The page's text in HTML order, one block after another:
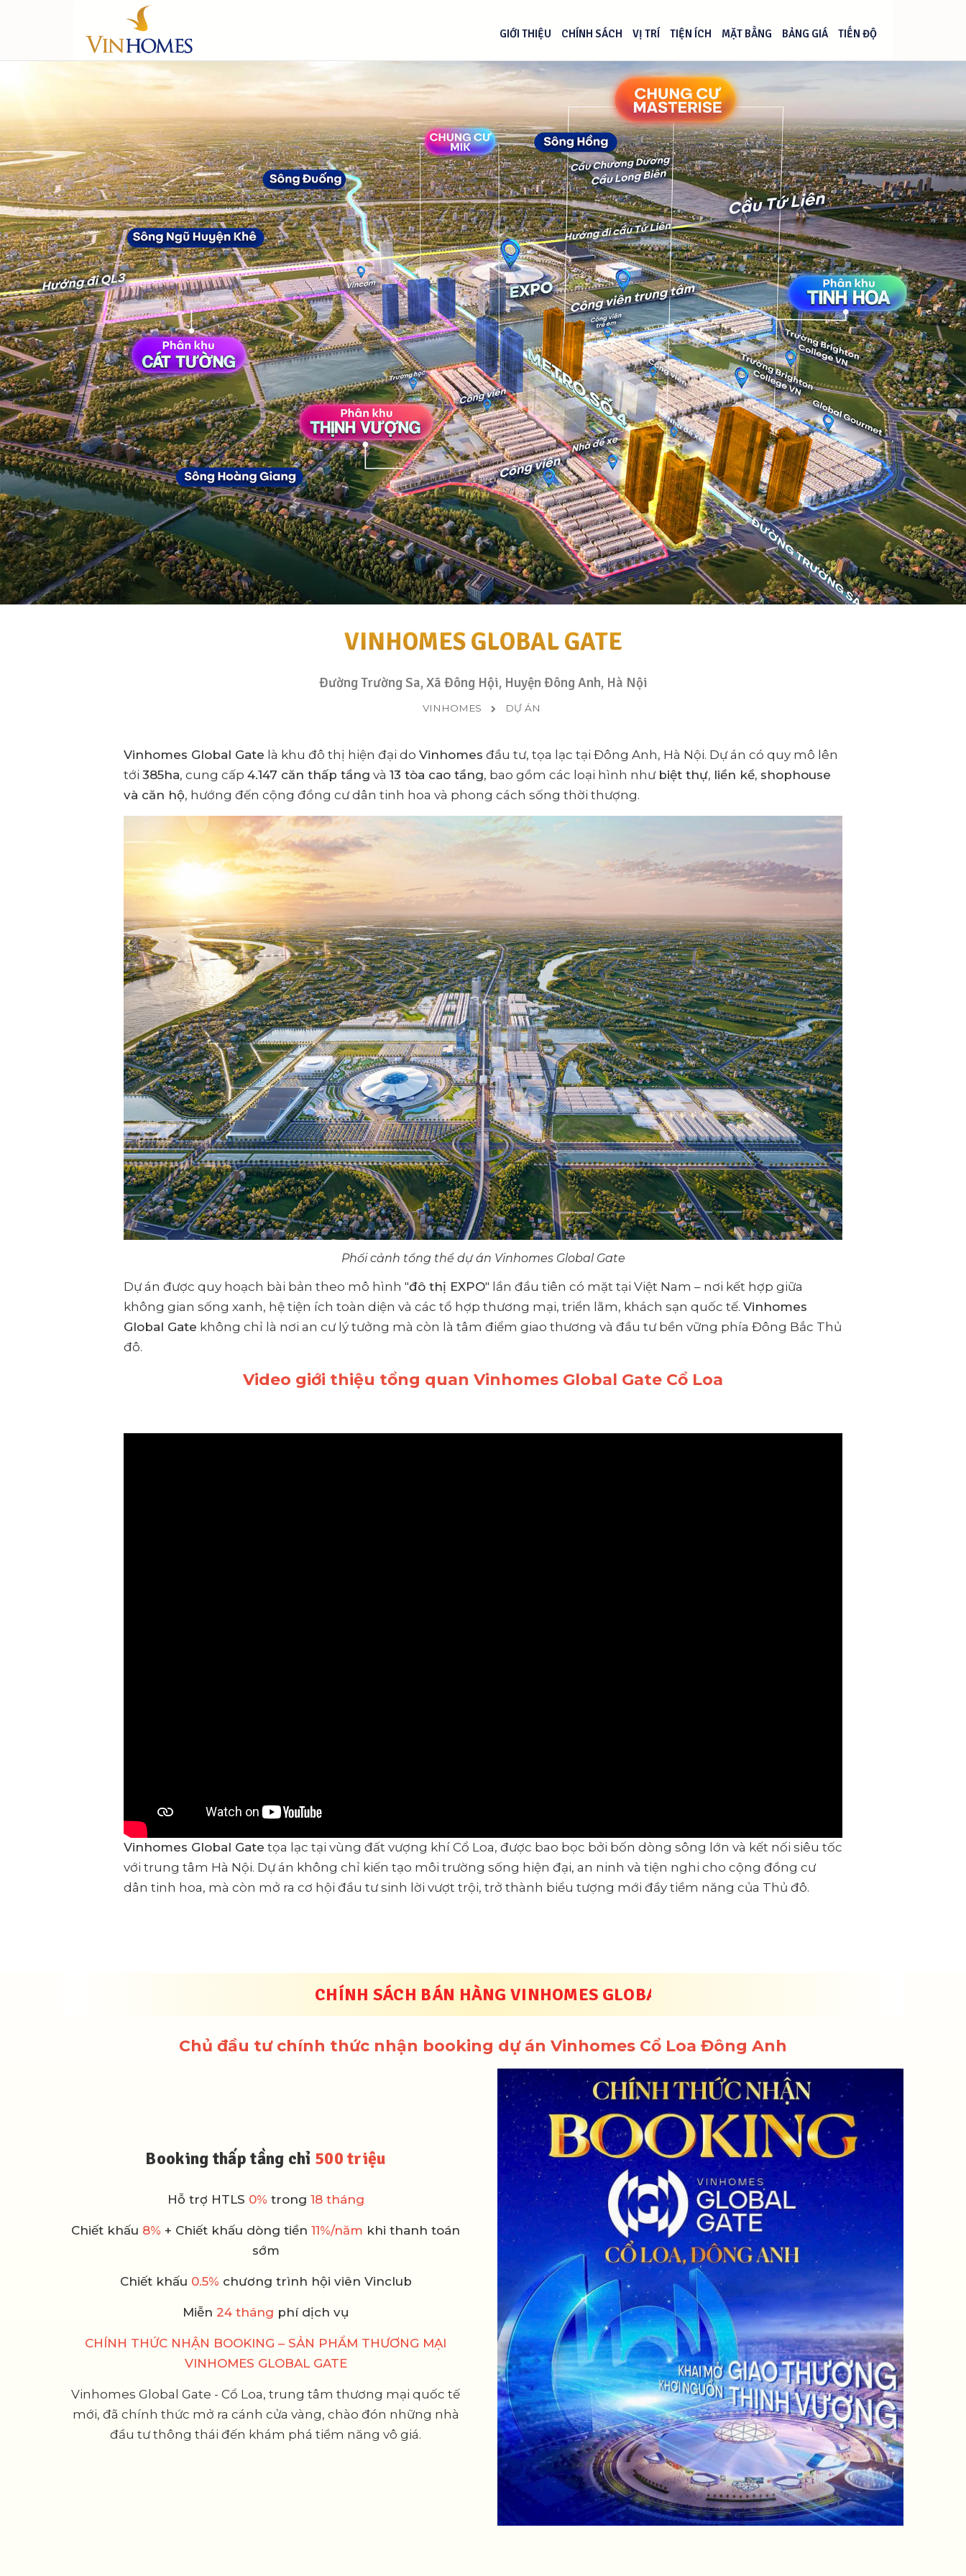
GIỚI THIỆU CHÍNH SÁCH VỊ TRÍ TIỆN ÍCH MẶT BẰNG BẢNG GIÁ TIẾN ĐỘ
VINHOMES GLOBAL GATE
Đường Trường Sa, Xã Đông Hội, Huyện Đông Anh, Hà Nội
VINHOMES DỰ ÁN
Vinhomes Global Gate là khu đô thị hiện đại do Vinhomes đầu tư, tọa lạc tại Đông Anh, Hà Nội. Dự án có quy mô lên
tới 385ha, cung cấp 4.147 căn thấp tầng và 13 tòa cao tầng, bao gồm các loại hình như biệt thự, liền kề, shophouse
và căn hộ, hướng đến cộng đồng cư dân tinh hoa và phong cách sống thời thượng.
Phối cảnh tổng thể dự án Vinhomes Global Gate
Dự án được quy hoạch bài bản theo mô hình "đô thị EXPO" lần đầu tiên có mặt tại Việt Nam – nơi kết hợp giữa
không gian sống xanh, hệ tiện ích toàn diện và các tổ hợp thương mại, triển lãm, khách sạn quốc tế. Vinhomes
Global Gate không chỉ là nơi an cư lý tưởng mà còn là tâm điểm giao thương và đầu tư bền vững phía Đông Bắc Thủ
đô.
Video giới thiệu tổng quan Vinhomes Global Gate Cổ Loa
Vinhomes Global Gate tọa lạc tại vùng đất vượng khí Cổ Loa, được bao bọc bởi bốn dòng sông lớn và kết nối siêu tốc
với trung tâm Hà Nội. Dự án không chỉ kiến tạo môi trường sống hiện đại, an ninh và tiện nghi cho cộng đồng cư
dân tinh hoa, mà còn mở ra cơ hội đầu tư sinh lời vượt trội, trở thành biểu tượng mới đầy tiềm năng của Thủ đô.
CHÍNH SÁCH BÁN HÀNG VINHOMES GLOBAL GATE GIAI ĐOẠN 1
Chủ đầu tư chính thức nhận booking dự án Vinhomes Cổ Loa Đông Anh
Booking thấp tầng chỉ 500 triệu
Hỗ trợ HTLS 0% trong 18 tháng
Chiết khấu 8% + Chiết khấu dòng tiền 11%/năm khi thanh toán
sớm
Chiết khấu 0.5% chương trình hội viên Vinclub
Miễn 24 tháng phí dịch vụ
CHÍNH THỨC NHẬN BOOKING – SẢN PHẨM THƯƠNG MẠI
VINHOMES GLOBAL GATE
Vinhomes Global Gate - Cổ Loa, trung tâm thương mại quốc tế
mới, đã chính thức mở ra cánh cửa vàng, chào đón những nhà
đầu tư thông thái đến khám phá tiềm năng vô giá.